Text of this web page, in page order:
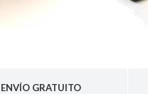
ENVÍO GRATUITO